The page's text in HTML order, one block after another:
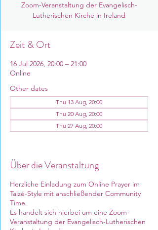
Zoom-Veranstaltung der Evangelisch-
Lutherischen Kirche in Ireland
Zeit & Ort
16 Jul 2026, 20:00 – 21:00
Online
Other dates
Thu 13 Aug, 20:00
Thu 20 Aug, 20:00
Thu 27 Aug, 20:00
Über die Veranstaltung
Herzliche Einladung zum Online Prayer im
Taizé-Style mit anschließender Community
Time.
Es handelt sich hierbei um eine Zoom-
Veranstaltung der Evangelisch-Lutherischen